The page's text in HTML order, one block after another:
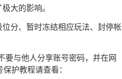
大的影响。
分、暂时冻结相应玩法、封停帐
要与他人分享账号密码，并在网
护教程请查看：